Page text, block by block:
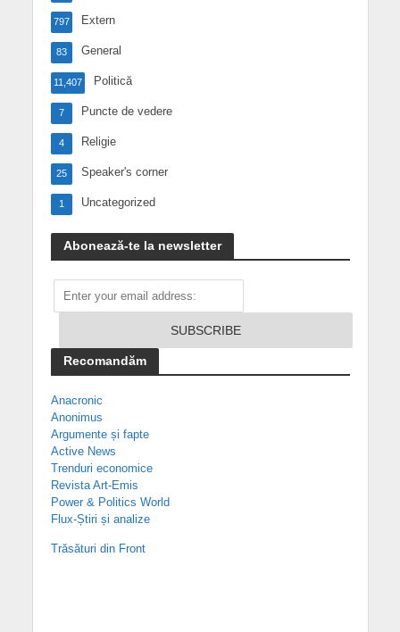
Extern
797
General
83
Politică
11,407
Puncte de vedere
7
Religie
4
Speaker's corner
25
Uncategorized
1
Abonează-te la newsletter
Recomandăm
Anacronic
Anonimus
Argumente și fapte
Active News
Trenduri economice
Revista Art-Emis
Power & Politics World
Flux-Știri și analize
Trăsături din Front